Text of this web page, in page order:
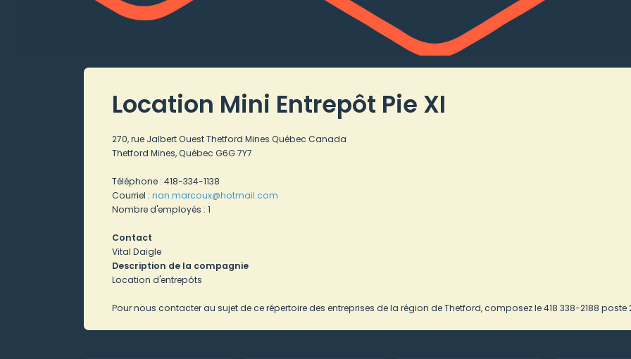
Location Mini Entrepôt Pie XI
270, rue Jalbert Ouest Thetford Mines Québec Canada
Thetford Mines, Québec G6G 7Y7
Téléphone : 418-334-1138
Courriel :nan.marcoux@hotmail.com
Nombre d'employés : 1
Contact
Vital Daigle
Description de la compagnie
Location d'entrepôts
Pour nous contacter au sujet de ce répertoire des entreprises de la région de Thetford, composez le 418 338-2188 poste